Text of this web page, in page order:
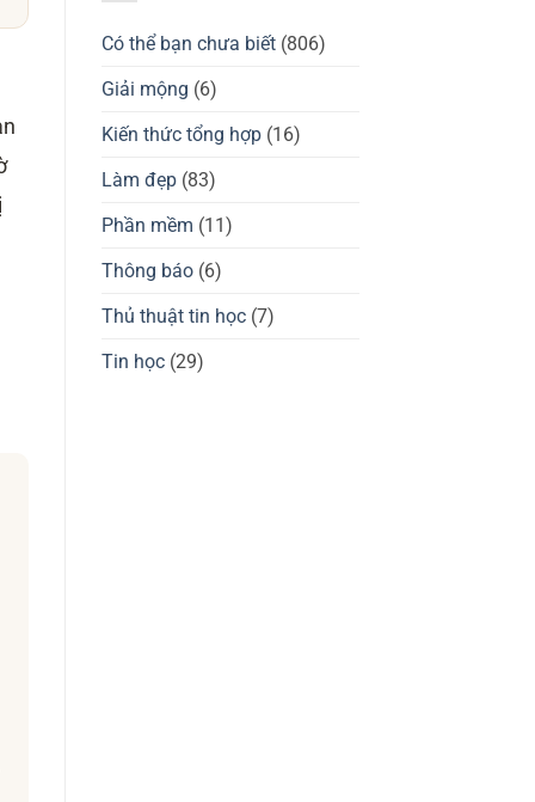
2
Pro,
Max
có
không?
của
Đánh
gaming
OGM
Pro,
Có thể bạn chưa biết(806)
Giải mộng (6)
Kiến thức tổng hợp(16)
Làm đẹp(83)
Phần mềm (11)
Thông báo(6)
Thủ thuật tin học(7)
Tin học(29)